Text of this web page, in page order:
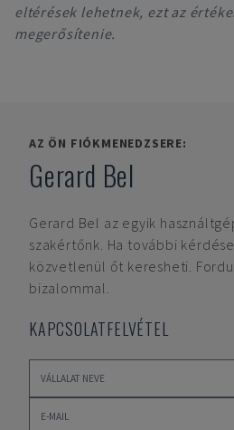
eltérések lehetnek, ezt az
megerősítenie.
AZ ÖN FIÓKMENEDZSERE:
Gerard Bel
Gerard Bel az egyik
szakértőnk. Ha további
közvetlenül őt keresheti.
bizalommal.
KAPCSOLATFELVÉTEL